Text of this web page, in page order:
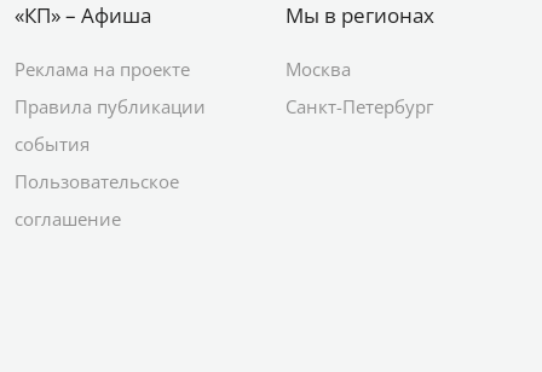
«КП» – Афиша
Реклама на проекте
Правила публикации
события
Пользовательское
соглашение
Мы в регионах
Москва
Санкт-Петербург